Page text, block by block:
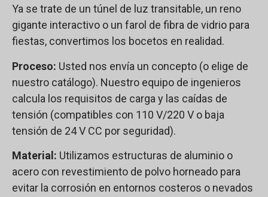
Ya se trate de un túnel de luz transitable, un reno
gigante interactivo o un farol de fibra de vidrio para
fiestas, convertimos los bocetos en realidad.
Proceso: Usted nos envía un concepto (o elige de
nuestro catálogo). Nuestro equipo de ingenieros
calcula los requisitos de carga y las caídas de
tensión (compatibles con 110 V/220 V o baja
tensión de 24 V CC por seguridad).
Material: Utilizamos estructuras de aluminio o
acero con revestimiento de polvo horneado para
evitar la corrosión en entornos costeros o nevados